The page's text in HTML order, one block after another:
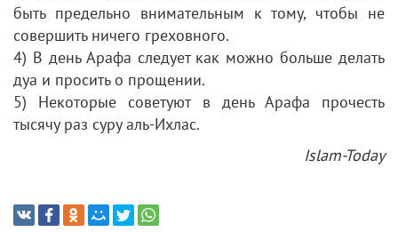
быть предельно внимательным к тому, чтобы не
совершить ничего греховного.
4) В день Арафа следует как можно больше делать
дуа и просить о прощении.
5) Некоторые советуют в день Арафа прочесть
тысячу раз суру аль-Ихлас.
Islam-Today